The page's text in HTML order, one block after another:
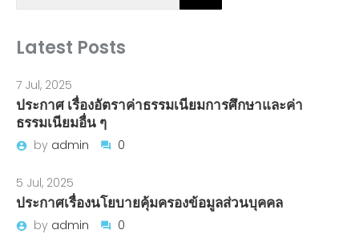
Latest Posts
7 Jul, 2025
ประกาศ เรื่องอัตราค่าธรรมเนียมการศึกษาและค่า
ธรรมเนียมอื่น ๆ
by admin 0
5 Jul, 2025
ประกาศเรื่องนโยบายคุ้มครองข้อมูลส่วนบุคคล
by admin 0